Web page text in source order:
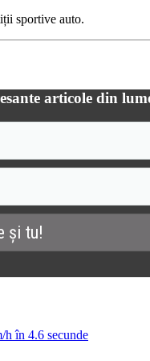
sportive auto.
articole din